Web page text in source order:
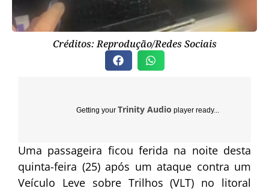
Créditos: Reprodução/Redes Sociais
Getting your Trinity Audio player ready...
Uma passageira ficou ferida na noite desta
quinta-feira (25) após um ataque contra um
Veículo Leve sobre Trilhos (VLT) no litoral